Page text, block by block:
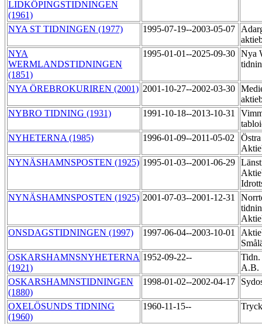
LIDKÖPINGSTIDNINGEN
(1961)
NYA ST TIDNINGEN (1977) 1995-07-19--2003-05-07
NYA
WERMLANDSTIDNINGEN
(1851)
1995-01-01--2025-09-30 Nya
NYA ÖREBROKURIREN (2001) 2001-10-27--2002-03-30
NYBRO TIDNING (1931)
1991-10-18--2013-10-31
NYHETERNA (1985)
1996-01-09--2011-05-02
NYNÄSHAMNSPOSTEN (1925) 1995-01-03--2001-06-29
NYNÄSHAMNSPOSTEN (1925) 2001-07-03--2001-12-31
ONSDAGSTIDNINGEN (1997)
1997-06-04--2003-10-01
OSKARSHAMNSNYHETERNA
(1921)
1952-09-22--
Tidn.
A.B.
OSKARSHAMNSTIDNINGEN
(1880)
1998-01-02--2002-04-17
OXELÖSUNDS TIDNING
(1960)
1960-11-15--